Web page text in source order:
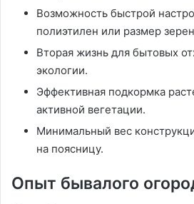
Возможность быстрой
полиэтилен или размер
Вторая жизнь для бытовых
экологии.
Эффективная подкормка
активной вегетации.
Минимальный вес
на поясницу.
Опыт бывалого